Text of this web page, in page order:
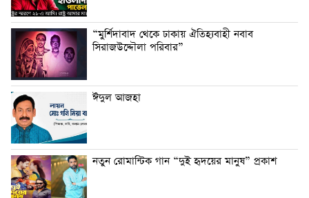
“মুর্শিদাবাদ থেকে ঢাকায় ঐতিহ্যবাহী নবাব
সিরাজউদ্দৌলা পরিবার”
ঈদুল আজহা
নতুন রোমান্টিক গান “দুই হৃদয়ের মানুষ” প্রকাশ